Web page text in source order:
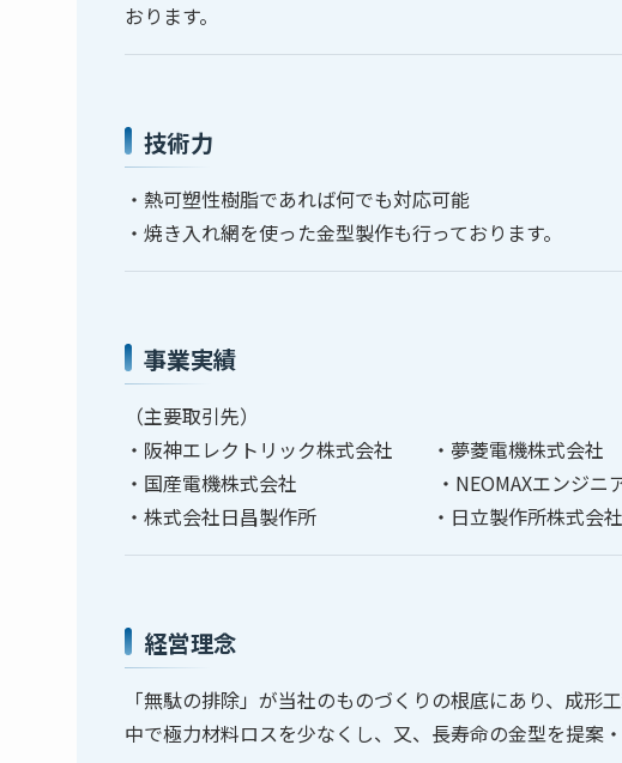
おります。
技術力
・熱可塑性樹脂であれば何でも対応可能
・焼き入れ網を使った金型製作も行っております。
事業実績
（主要取引先）
・阪神エレクトリック株式会社 ・夢菱電機株式会社
・国産電機株式会社 ・NEOMAXエンジニア
・株式会社日昌製作所 ・日立製作所株式会社
経営理念
「無駄の排除」が当社のものづくりの根底にあり、成
中で極力材料ロスを少なくし、又、長寿命の金型を提案・